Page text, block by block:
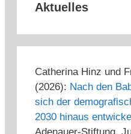
Aktuelles
Catherina Hinz und
(2026): Nach den
sich der
2030 hinaus